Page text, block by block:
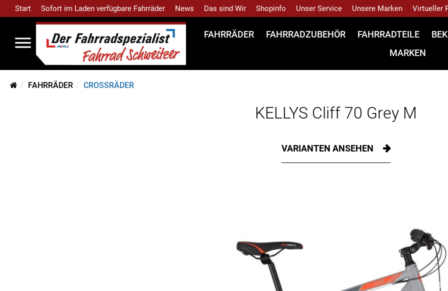
Start Sofort im Laden verfügbare Fahrräder News Das sind Wir Shopinfo Unser Service Unsere Marken Virtueller
FAHRRÄDER FAHRRADZUBEHÖR FAHRRADTEILE
MARKEN
FAHRRÄDER CROSSRÄDER
KELLYS Cliff 70 Grey M
VARIANTEN ANSEHEN